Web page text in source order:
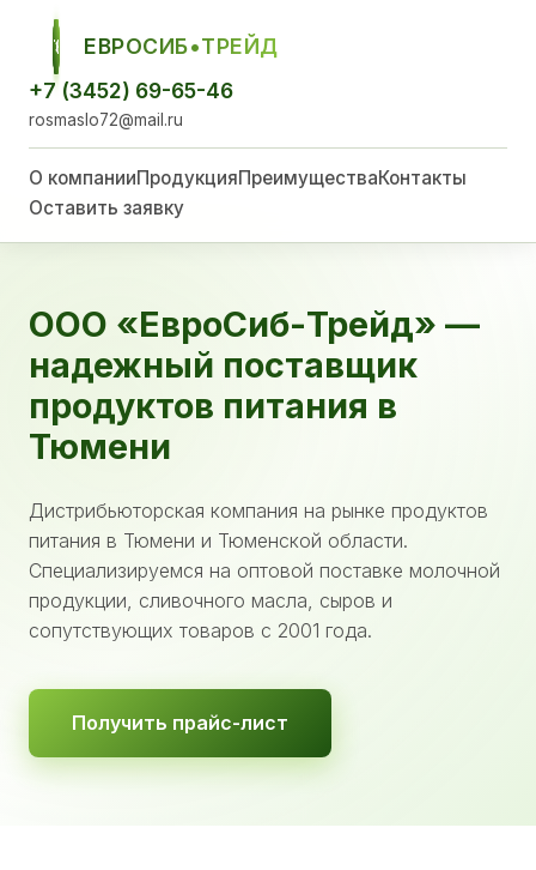
ЕСТ
ЕВРОСИБ•ТРЕЙД
+7 (3452) 69-65-46
rosmaslo72@mail.ru
О компанииПродукцияПреимуществаКонтакты
Оставить заявку
ООО «ЕвроСиб-Трейд» —
надежный поставщик
продуктов питания в
Тюмени
Дистрибьюторская компания на рынке продуктов
питания в Тюмени и Тюменской области.
Специализируемся на оптовой поставке молочной
продукции, сливочного масла, сыров и
сопутствующих товаров с 2001 года.
Получить прайс-лист